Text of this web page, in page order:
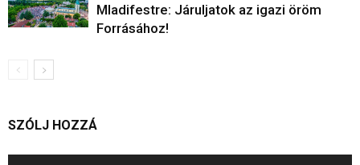
Mladifestre: Járuljatok az igazi öröm
Forrásához!
SZÓLJ HOZZÁ